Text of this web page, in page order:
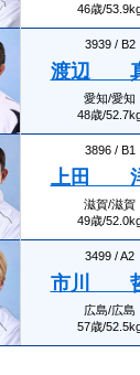
46歳/
3939 / B2
渡辺
愛知/愛知
48歳/
3896 / B1
上田
滋賀/滋賀
49歳/
3499 /A2
市川
広島/広島
57歳/